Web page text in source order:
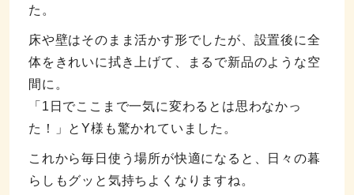
た。
床や壁はそのまま活かす形でしたが、設置後に全
体をきれいに拭き上げて、まるで新品のような空
間に。
「1日でここまで一気に変わるとは思わなかっ
た！」とY様も驚かれていました。
これから毎日使う場所が快適になると、日々の暮
らしもグッと気持ちよくなりますね。